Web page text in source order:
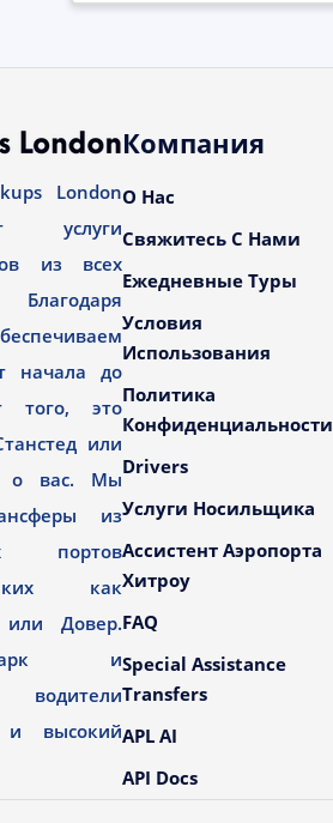
London
услуги
из всех
начала до
того, это
или
о вас. Мы
из
портов
как
или Довер.
и
и высокий
Компания
О Нас
Свяжитесь С Нами
Ежедневные Туры
Условия
Использования
Политика
Конфиденциальности
Drivers
Услуги Носильщика
Ассистент Аэропорта
Хитроу
FAQ
Special Assistance
Transfers
APL AI
API Docs